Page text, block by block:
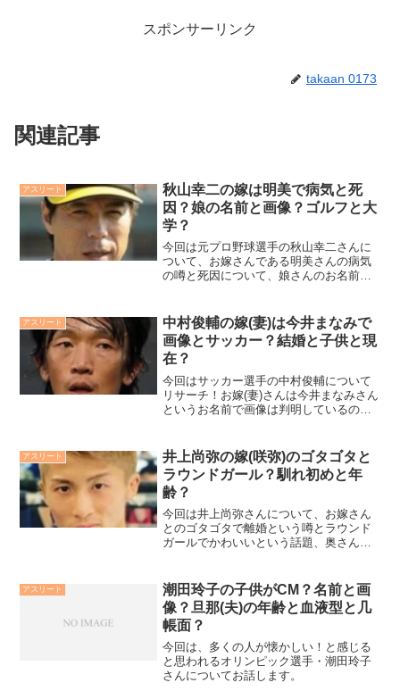
スポンサーリンク
takaan 0173
関連記事
アスリート
秋山幸二の嫁は明美で病気と死
因？娘の名前と画像？ゴルフと大
学？
今回は元プロ野球選手の秋山幸二さんに
ついて、お嫁さんである明美さんの病気
の噂と死因について、娘さんのお名前と
か、現役時代の成績と再婚の噂について
も調査しました。是非ご覧ください！
アスリート
中村俊輔の嫁(妻)は今井まなみで
画像とサッカー？結婚と子供と現
在？
今回はサッカー選手の中村俊輔について
リサーチ！お嫁(妻)さんは今井まなみさん
というお名前で画像は判明しているのか
いても徹底解説していきます。
アスリート
井上尚弥の嫁(咲弥)のゴタゴタと
ラウンドガール？馴れ初めと年
齢？
今回は井上尚弥さんについて、お嫁さん
とのゴタゴタで離婚という噂とラウンド
ガールでかわいいという話題、奥さんの
馴れ初めはは明かされているのかについ
ても紹介していきます！
アスリート
潮田玲子の子供がCM？名前と画
像？旦那(夫)の年齢と血液型と几
帳面？
今回は、多くの人が懐かしい！と感じる
と思われるオリンピック選手・潮田玲子
さんについてお話します。